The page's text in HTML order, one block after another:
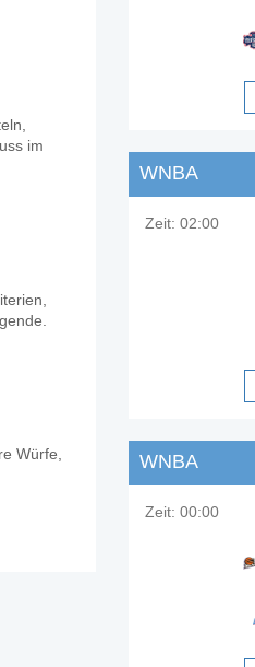
im
Würfe,
WNBA
Zeit: 02:00
WNBA
Zeit: 00:00